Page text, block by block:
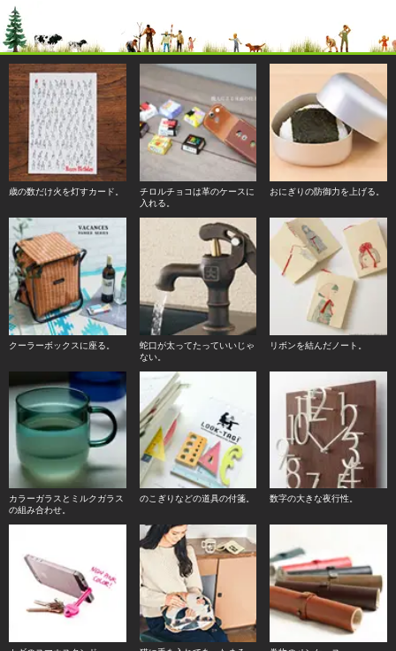
歳の数だけ火を灯すカード。
チロルチョコは革のケースに
入れる。
おにぎりの防御力を上げる。
クーラーボックスに座る。
蛇口が太ってたっていいじゃ
ない。
リボンを結んだノート。
カラーガラスとミルクガラス
の組み合わせ。
のこぎりなどの道具の付箋。 数字の大きな夜行性。